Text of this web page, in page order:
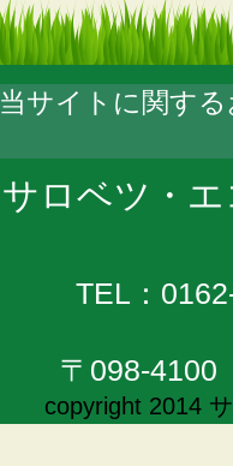
当サイトに関す
サロベツ・
TEL：
〒098-
copyright 2014